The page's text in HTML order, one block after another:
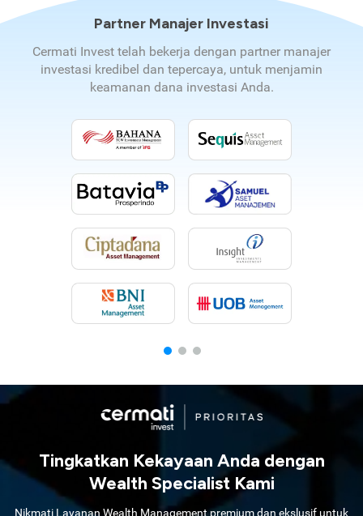
Partner Manajer Investasi
Cermati Invest telah bekerja dengan partner manajer
investasi kredibel dan tepercaya, untuk menjamin
keamanan dana investasi Anda.
Tingkatkan Kekayaan Anda dengan
Wealth Specialist Kami
Nikmati Layanan Wealth Management premium dan ekslusif untuk